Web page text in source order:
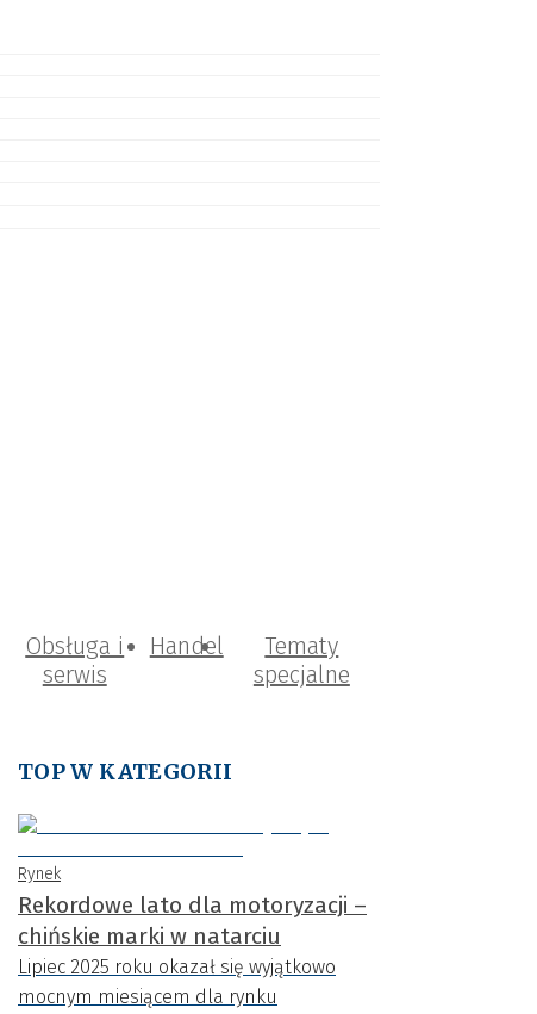
Obsługa i
serwis
Handel
Tematy
specjalne
TOP W KATEGORII
Rynek
Rekordowe lato dla motoryzacji –
chińskie marki w natarciu
Lipiec 2025 roku okazał się wyjątkowo
mocnym miesiącem dla rynku